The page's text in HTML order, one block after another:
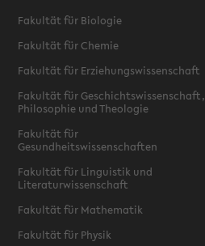
Fakultät für Biologie
Fakultät für Chemie
Fakultät für Erziehungswissenschaft
Fakultät für Geschichtswissenschaft,
Philosophie und Theologie
Fakultät für
Gesundheitswissenschaften
Fakultät für Linguistik und
Literaturwissenschaft
Fakultät für Mathematik
Fakultät für Physik